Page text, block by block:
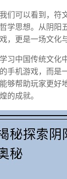
们可以看到，符
学思想。从阴阳
，更是一场文化
习中国传统文化
手机游戏，而是
够帮助玩家更好
的成就。